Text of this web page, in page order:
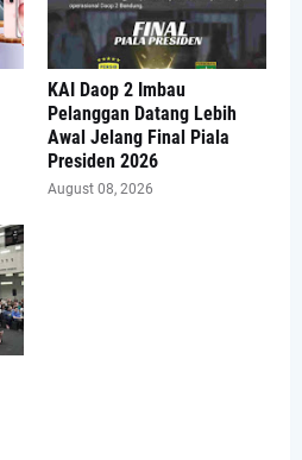
KAI Daop 2 Imbau
Pelanggan Datang Lebih
Awal Jelang Final Piala
Presiden 2026
August 08, 2026